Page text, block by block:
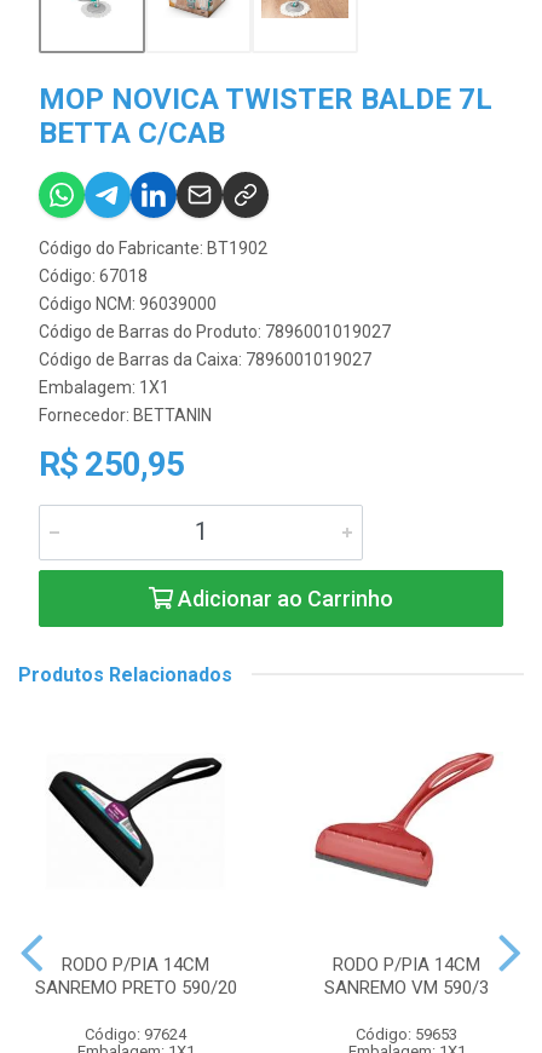
MOP NOVICA TWISTER BALDE 7L
BETTA C/CAB
Código do Fabricante: BT1902
Código: 67018
Código NCM: 96039000
Código de Barras do Produto: 7896001019027
Código de Barras da Caixa: 7896001019027
Embalagem: 1X1
Fornecedor: BETTANIN
R$ 250,95
Adicionar ao Carrinho
Produtos Relacionados
RODO P/PIA 14CM
SANREMO PRETO 590/20
Código: 97624
RODO P/PIA 14CM
SANREMO VM 590/3
Código: 59653